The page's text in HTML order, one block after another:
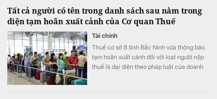
tiêu tài chính quan trọng khác.
Tất cả người có tên trong danh sách sau nằm trong
diện tạm hoãn xuất cảnh của Cơ quan Thuế
Tài chính
Thuế cơ sở 8 tỉnh Bắc Ninh vừa thông báo
tạm hoãn xuất cảnh đối với loạt người nộp
thuế là đại diện theo pháp luật của doanh